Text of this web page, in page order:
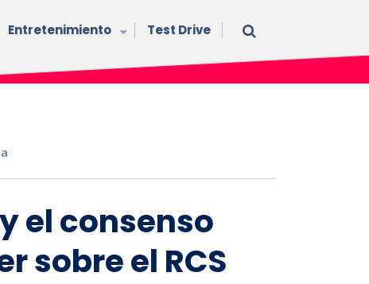
Entretenimiento Test Drive
el consenso
sobre el RCS